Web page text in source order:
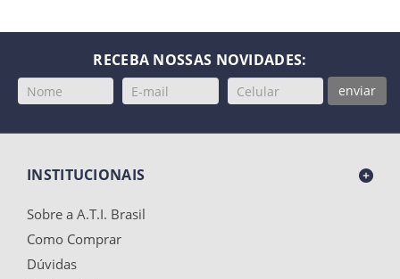
RECEBA NOSSAS NOVIDADES:
enviar
INSTITUCIONAIS
Sobre a A.T.I. Brasil
Como Comprar
Dúvidas